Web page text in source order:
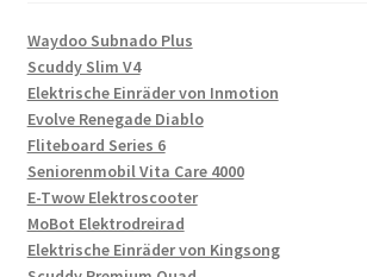
Waydoo Subnado Plus
Scuddy Slim V4
Elektrische Einräder von Inmotion
Evolve Renegade Diablo
Fliteboard Series 6
Seniorenmobil Vita Care 4000
E-Twow Elektroscooter
MoBot Elektrodreirad
Elektrische Einräder von Kingsong